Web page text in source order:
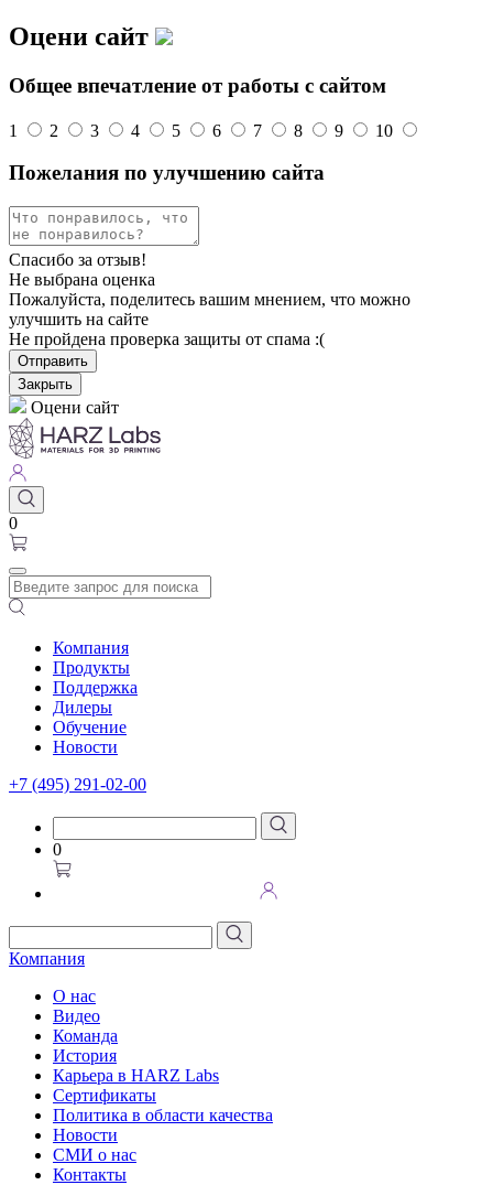
Оцени сайт
Общее впечатление от работы с сайтом
1 2 3 4 5 6 7 8 9 10
Пожелания по улучшению сайта
Спасибо за отзыв!
Не выбрана оценка
Пожалуйста, поделитесь вашим мнением, что можно
улучшить на сайте
Не пройдена проверка защиты от спама :(
Отправить
Закрыть
Оцени сайт
0
Компания
Продукты
Поддержка
Дилеры
Обучение
Новости
+7 (495) 291-02-00
0
Компания
О нас
Видео
Команда
История
Карьера в HARZ Labs
Сертификаты
Политика в области качества
Новости
СМИ о нас
Контакты